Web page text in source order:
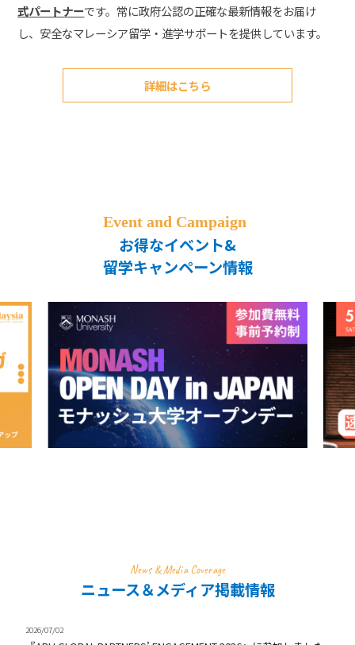
式パートナーです。常に政府公認の正確な最新情報をお届け
し、安全なマレーシア留学・進学サポートを提供しています。
詳細はこちら
お得なイベント&
留学キャンペーン情報
News & Media Coverage
ニュース＆メディア掲載情報
2026/07/02